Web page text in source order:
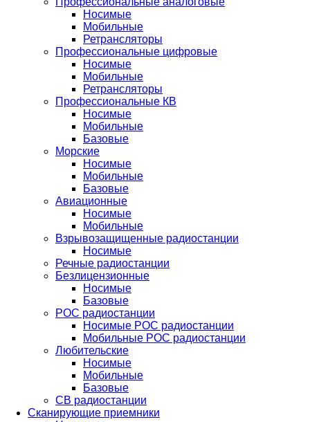
Носимые
Мобильные
Ретрансляторы
Профессиональные цифровые
Носимые
Мобильные
Ретрансляторы
Профессиональные КВ
Носимые
Мобильные
Базовые
Морские
Носимые
Мобильные
Базовые
Авиационные
Носимые
Мобильные
Взрывозащищенные радиостанции
Носимые
Речные радиостанции
Безлицензионные
Носимые
Базовые
POC радиостанции
Носимые POC радиостанции
Мобильные POC радиостанции
Любительские
Носимые
Мобильные
Базовые
CB радиостанции
Сканирующие приемники